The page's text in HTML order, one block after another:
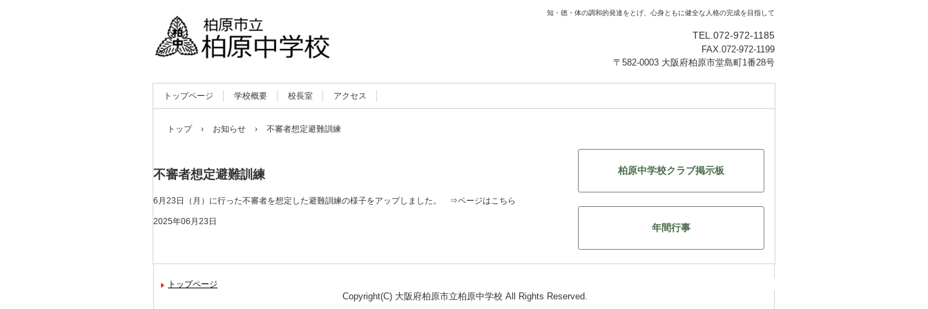
知・徳・体の調和的発達をとげ、心身ともに健全な人格の完成を目指して
TEL.072-972-1185
FAX.072-972-1199
〒582-0003 大阪府柏原市堂島町1番28号
トップページ 学校概要 校長室 アクセス
トップ › お知らせ › 不審者想定避難訓練
不審者想定避難訓練
6月23日（月）に行った不審者を想定した避難訓練の様子をアップしました。 ⇒ページはこちら
2025年06月23日
柏原中学校クラブ掲示板
年間行事
トップページ
Copyright(C) 大阪府柏原市立柏原中学校 All Rights Reserved.